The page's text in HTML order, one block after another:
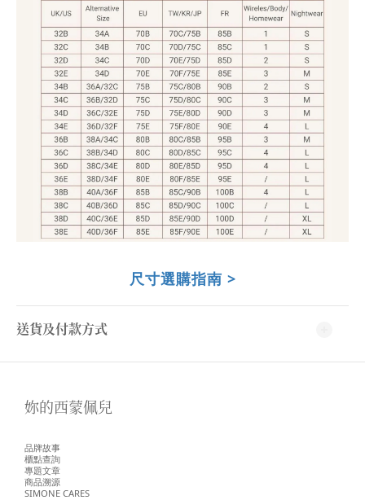
尺寸選購指南 >
送貨及付款方式
妳的西蒙佩兒
品牌故事
櫃點查詢
專題文章
商品溯源
SIMONE CARES